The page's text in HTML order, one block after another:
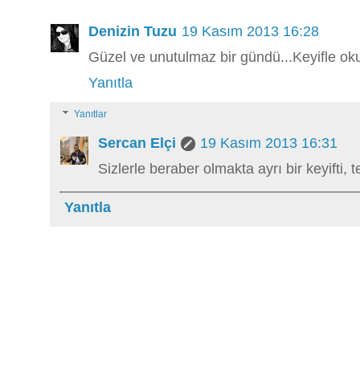
Denizin Tuzu 19 Kasım 2013 16:28
Güzel ve unutulmaz bir gündü...Keyifle
Yanıtla
Yanıtlar
Sercan Elçi
19 Kasım 2013 16:31
Sizlerle beraber olmakta ayrı bir keyifti,
Yanıtla